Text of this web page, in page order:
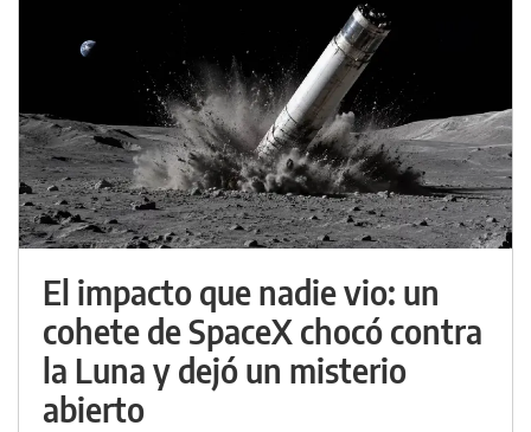
El impacto que nadie vio: un
cohete de SpaceX chocó contra
la Luna y dejó un misterio
abierto